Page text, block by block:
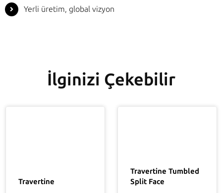
Yerli üretim, global vizyon
İlginizi Çekebilir
Travertine
Travertine Tumbled
Split Face